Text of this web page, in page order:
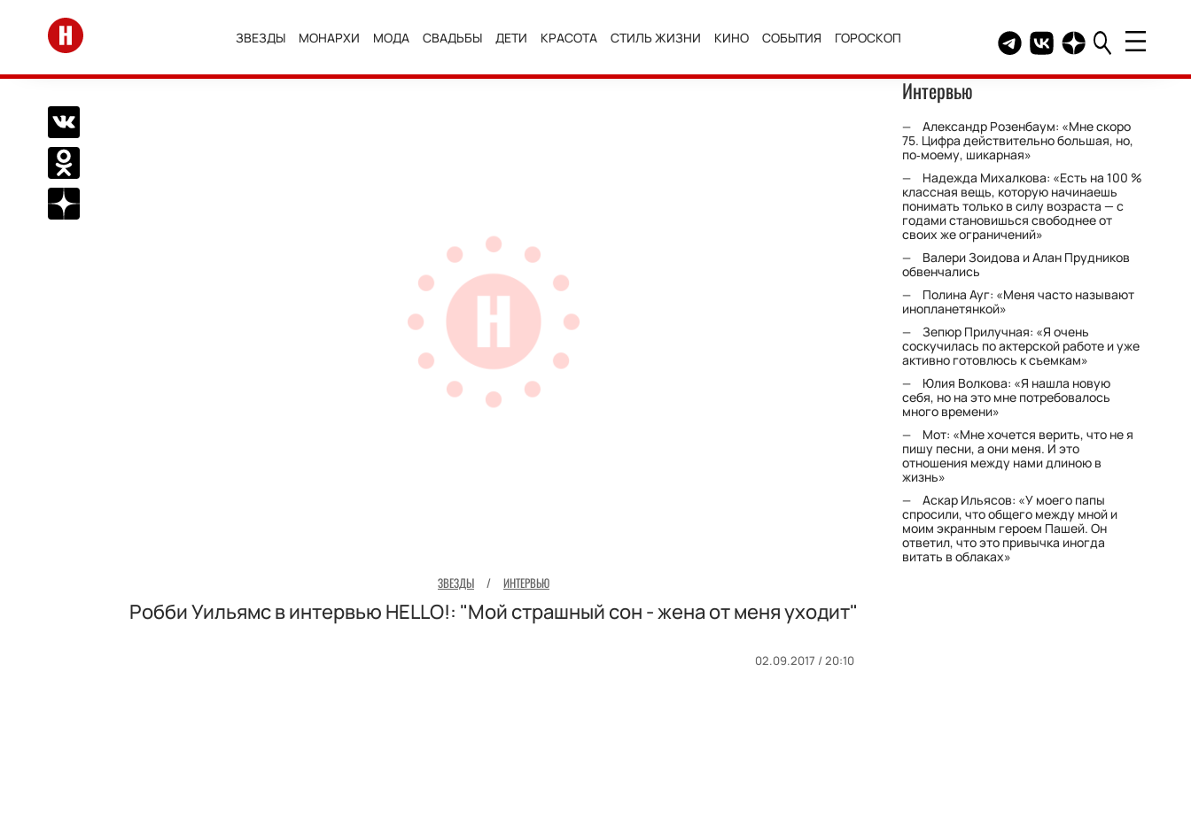
Перейти на главную
ЗВЕЗДЫ МОНАРХИ МОДА СВАДЬБЫ ДЕТИ КРАСОТА СТИЛЬ ЖИЗНИ КИНО СОБЫТИЯ ГОРОСКОП Telegram канал HELLO
Группа HELLO
Канал HELLO в
Поделиться Вконтакте
Поделиться в Одноклассниках
Подписаться на нас в Дзен
ЗВЕЗДЫ / ИНТЕРВЬЮ
Робби Уильямс в интервью HELLO!: "Мой страшный сон - жена от меня уходит"
02.09.2017 / 20:10
Интервью
Александр Розенбаум: «Мне скоро
75. Цифра действительно большая, но,
по‑моему, шикарная»
Надежда Михалкова: «Есть на 100 %
классная вещь, которую начинаешь
понимать только в силу возраста — с
годами становишься свободнее от
своих же ограничений»
Валери Зоидова и Алан Прудников
обвенчались
Полина Ауг: «Меня часто называют
инопланетянкой»
Зепюр Прилучная: «Я очень
соскучилась по актерской работе и уже
активно готовлюсь к съемкам»
Юлия Волкова: «Я нашла новую
себя, но на это мне потребовалось
много времени»
Мот: «Мне хочется верить, что не я
пишу песни, а они меня. И это
отношения между нами длиною в
жизнь»
Аскар Ильясов: «У моего папы
спросили, что общего между мной и
моим экранным героем Пашей. Он
ответил, что это привычка иногда
витать в облаках»